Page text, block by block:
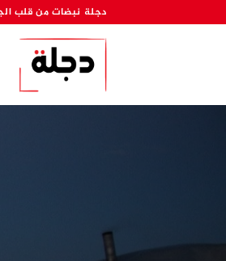
للمحتوى
دجلة نبضات من قلب